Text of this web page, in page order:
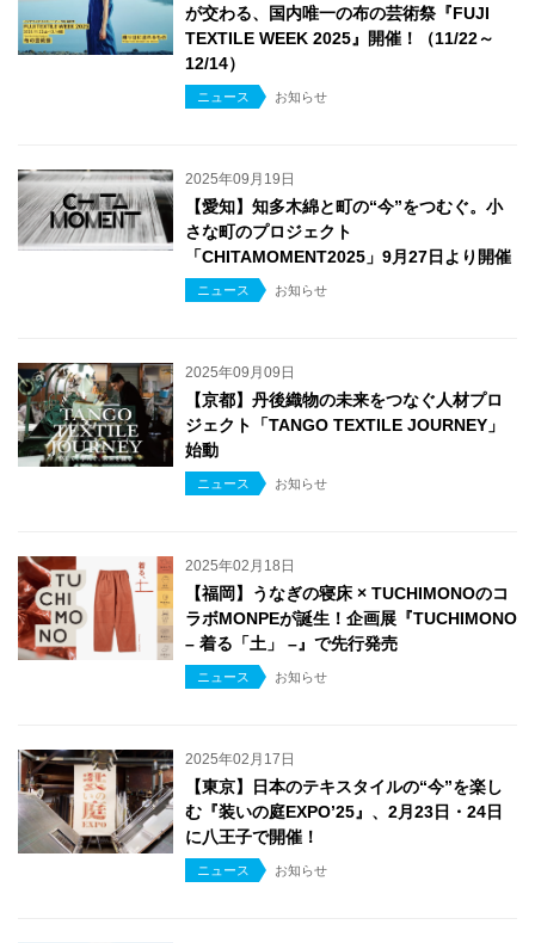
が交わる、国内唯一の布の芸術祭『FUJI
TEXTILE WEEK 2025』開催！（11/22～
12/14）
ニュース お知らせ
2025年09月19日
【愛知】知多木綿と町の“今”をつむぐ。小
さな町のプロジェクト
「CHITAMOMENT2025」9月27日より開催
ニュース お知らせ
2025年09月09日
【京都】丹後織物の未来をつなぐ人材プロ
ジェクト「TANGO TEXTILE JOURNEY」
始動
ニュース お知らせ
2025年02月18日
【福岡】うなぎの寝床 × TUCHIMONOのコ
ラボMONPEが誕生！企画展『TUCHIMONO
– 着る「土」 –』で先行発売
ニュース お知らせ
2025年02月17日
【東京】日本のテキスタイルの“今”を楽し
む『装いの庭EXPO’25』、2月23日・24日
に八王子で開催！
ニュース お知らせ